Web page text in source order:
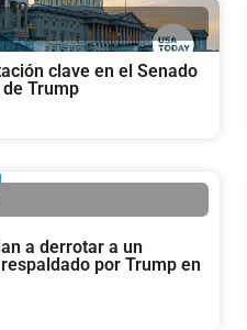
clave en el Senado
Trump
a derrotar a un
por Trump en